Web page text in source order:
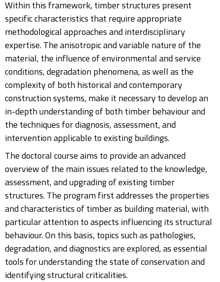
Within this framework, timber structures present
specific characteristics that require appropriate
methodological approaches and interdisciplinary
expertise. The anisotropic and variable nature of the
material, the influence of environmental and service
conditions, degradation phenomena, as well as the
complexity of both historical and contemporary
construction systems, make it necessary to develop an
in-depth understanding of both timber behaviour and
the techniques for diagnosis, assessment, and
intervention applicable to existing buildings.
The doctoral course aims to provide an advanced
overview of the main issues related to the knowledge,
assessment, and upgrading of existing timber
structures. The program first addresses the properties
and characteristics of timber as building material, with
particular attention to aspects influencing its structural
behaviour. On this basis, topics such as pathologies,
degradation, and diagnostics are explored, as essential
tools for understanding the state of conservation and
identifying structural criticalities.